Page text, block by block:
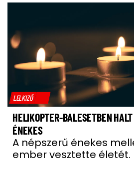
LELKIZŐ
HELIKOPTER-BALESETBEN
ÉNEKES
A népszerű énekes
ember vesztette életét.